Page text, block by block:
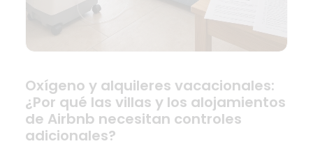
Oxígeno y alquileres vacacionales:
¿Por qué las villas y los alojamientos
de Airbnb necesitan controles
adicionales?